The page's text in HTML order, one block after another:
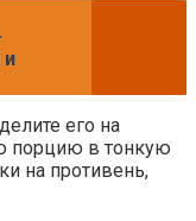
и
его на
порцию в тонкую
на противень,